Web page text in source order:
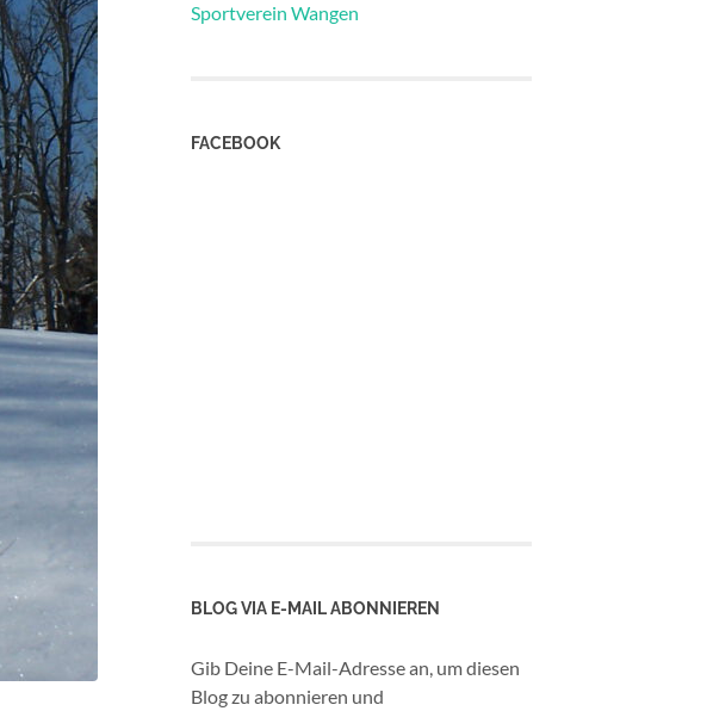
Sportverein Wangen
FACEBOOK
BLOG VIA E-MAIL ABONNIEREN
Gib Deine E-Mail-Adresse an, um diesen
Blog zu abonnieren und